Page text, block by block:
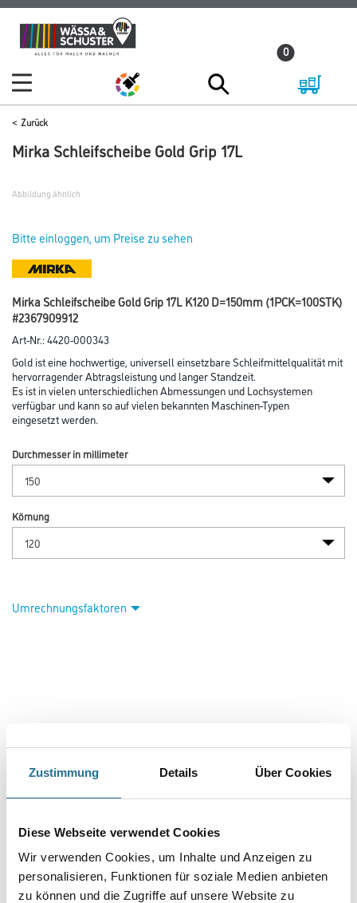
Zustimmung Details Über Cookies
Diese Webseite verwendet Cookies
Wir verwenden Cookies, um Inhalte und Anzeigen zu
personalisieren, Funktionen für soziale Medien anbieten
zu können und die Zugriffe auf unsere Website zu
Zum
Inhalt
Zum
Navigationsmenü
0
Zurück
Mirka Schleifscheibe Gold Grip 17L
Abbildung ähnlich
Bitte einloggen, um Preise zu sehen
Mirka Schleifscheibe Gold Grip 17L K120 D=150mm (1PCK=100STK)
#2367909912
Art-Nr.:4420-000343
Gold ist eine hochwertige, universell einsetzbare Schleifmittelqualität mit
hervorragender Abtragsleistung und langer Standzeit.
Es ist in vielen unterschiedlichen Abmessungen und Lochsystemen
verfügbar und kann so auf vielen bekannten Maschinen-Typen
eingesetzt werden.
Durchmesser in millimeter
Körnung
Umrechnungsfaktoren
PRODUKTEIGENSCHAFTEN
Produkteigenschaft
- Ideal zum Schleifen weicher und harter Holzarten
- Das Produkt ist gut geeignet für Anwendungen zum Schleifen
von Füllern und Grundierungen